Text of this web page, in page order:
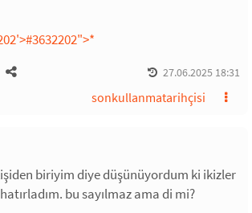
#3632202">*
27.06.2025 18:31
sonkullanmatarihçisi
biriyim diye düşünüyordum ki ikizler
bu sayılmaz ama di mi?